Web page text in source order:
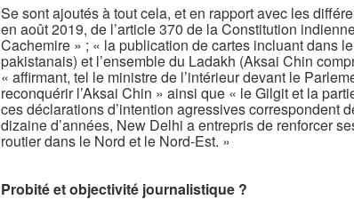
Se sont ajoutés à tout cela, et en rapport avec les
en août 2019, de l’article 370 de la Constitution
Cachemire » ; « la publication de cartes incluant dans
pakistanais) et l’ensemble du Ladakh (Aksai Chin
« affirmant, tel le ministre de l’intérieur devant le
reconquérir l’Aksai Chin » ainsi que « le Gilgit et la
ces déclarations d’intention agressives correspondent
dizaine d’années, New Delhi a entrepris de renforcer
routier dans le Nord et le Nord-Est. »
Probité et objectivité journalistique ?